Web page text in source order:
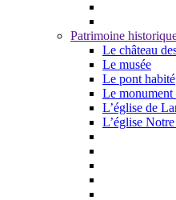
Patrimoine
Le château
Le musée
Le pont habité
Le
L’église de
L’église